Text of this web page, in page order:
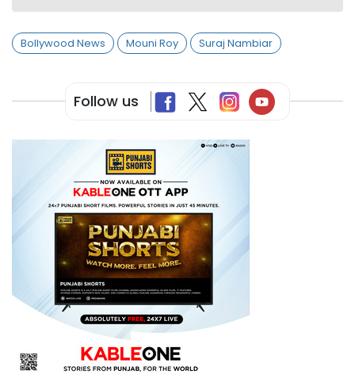
Bollywood News Mouni Roy Suraj Nambiar
Follow us